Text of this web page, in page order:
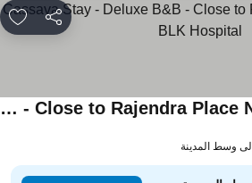
مشاركة
Cassava Stay - Deluxe B&B - Close to Rajendra Place Near BLK Hospital